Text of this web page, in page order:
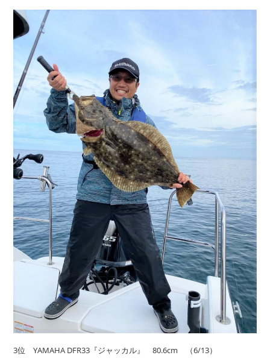
3位 YAMAHA DFR33『ジャッカル』 80.6cm （6/13）